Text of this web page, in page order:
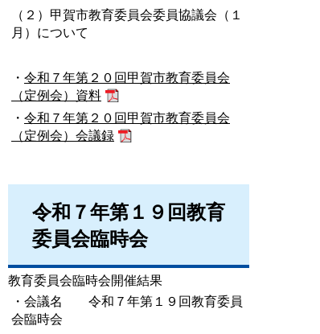
（２）甲賀市教育委員会委員協議会（１
月）について
・ 令和７年第２０回甲賀市教育委員会
（定例会）資料
・ 令和７年第２０回甲賀市教育委員会
（定例会）会議録
令和７年第１９回教育
委員会臨時会
教育委員会臨時会開催結果
・会議名 令和７年第１９回教育委員
会臨時会